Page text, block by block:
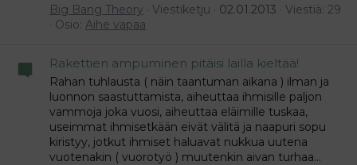
Big Bang Theory
Viestiketju 02.01.2013
Viestiä: 29
Osio: Aihe vapaa
Rakettien ampuminen pitäisi lailla kieltää!
Rahan tuhlausta ( näin taantuman aikana ) ilman ja
luonnon saastuttamista, aiheuttaa ihmisille paljon
vammoja joka vuosi, aiheuttaa eläimille tuskaa,
useimmat ihmisetkään eivät välitä ja naapuri sopu
kiristyy, jotkut ihmiset haluavat nukkua uutena
vuotenakin ( vuorotyö ) muutenkin aivan turhaa...